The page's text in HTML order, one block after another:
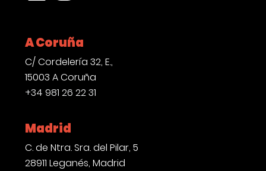
A Coruña
C/ Cordelería 32, E.,
15003 A Coruña
+34 981 26 22 31
Madrid
C. de Ntra. Sra. del Pilar, 5
28911 Leganés, Madrid